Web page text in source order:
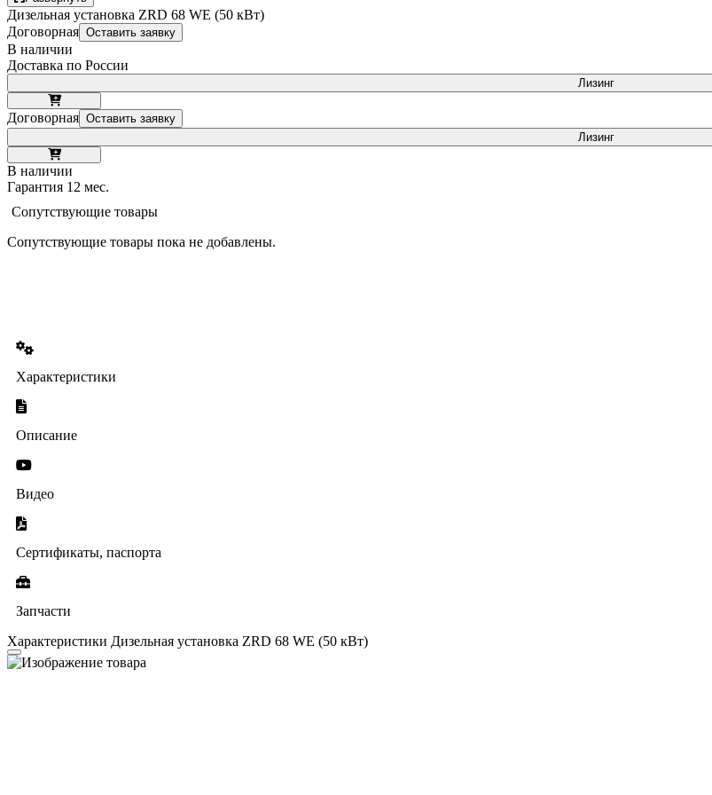
Дизельная установка ZRD 68 WE (50 кВт)
Договорная Оставить заявку
В наличии
Доставка по России
Лизинг
Договорная Оставить заявку
Лизинг
В наличии
Гарантия 12 мес.
Сопутствующие товары
Сопутствующие товары пока не добавлены.
Характеристики
Описание
Видео
Сертификаты, паспорта
Запчасти
Характеристики Дизельная установка ZRD 68 WE (50 кВт)